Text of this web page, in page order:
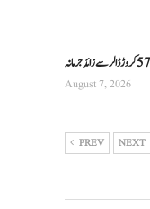
August 7, 2026
PREV NEXT